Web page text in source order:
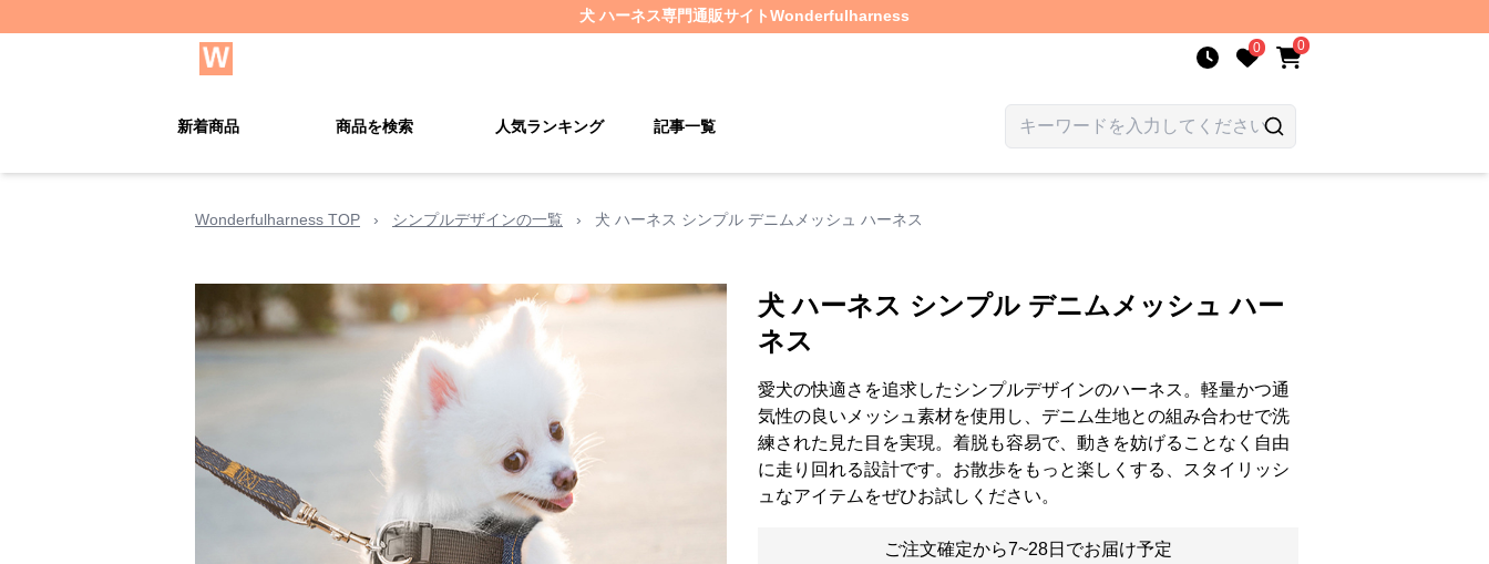
犬 ハーネス専門通販サイトWonderfulharness
0 0
新着商品 商品を検索 人気ランキング 記事一覧
Wonderfulharness TOP › シンプルデザインの一覧 › 犬 ハーネス シンプル デニムメッシュ ハーネス
犬 ハーネス シンプル デニムメッシュ ハー
ネス
愛犬の快適さを追求したシンプルデザインのハーネス。軽量かつ通
気性の良いメッシュ素材を使用し、デニム生地との組み合わせで洗
練された見た目を実現。着脱も容易で、動きを妨げることなく自由
に走り回れる設計です。お散歩をもっと楽しくする、スタイリッシ
ュなアイテムをぜひお試しください。
ご注文確定から7~28日でお届け予定